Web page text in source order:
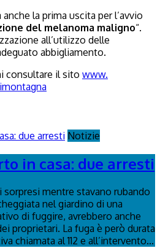
la prima uscita per l’avvio
del melanoma maligno“.
all’utilizzo delle
abbigliamento.
consultare il sito www.
gna
Notizie
in casa: due arresti
mentre stavano rubando
nel giardino di una
di fuggire, avrebbero anche
proprietari. La fuga è però durata
chiamata al 112 e all’intervento...